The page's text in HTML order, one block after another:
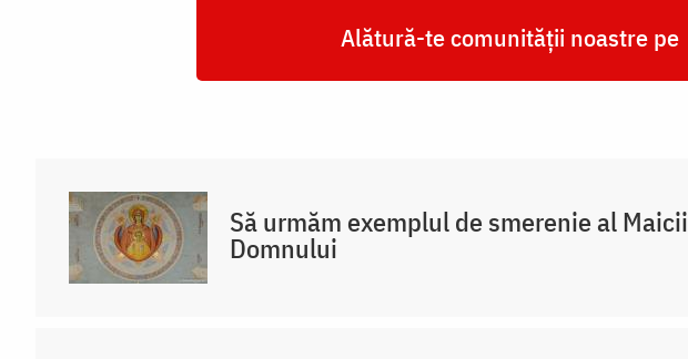
Alătură-te comunității noastre pe
Să urmăm exemplul de smerenie al Maicii
Domnului